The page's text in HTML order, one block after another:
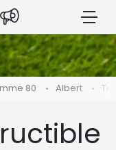
80 Albert